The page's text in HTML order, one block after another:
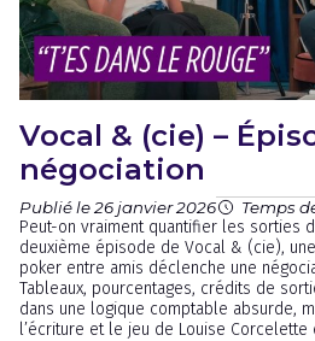
Vocal & (cie) –
négociation
Publié le 26 janvier 2026 Temps
Peut-on vraiment quantifier les sorties
deuxième épisode de Vocal & (cie),
poker entre amis déclenche une
Tableaux, pourcentages, crédits de
dans une logique comptable absurde,
l’écriture et le jeu de Louise Corcelette